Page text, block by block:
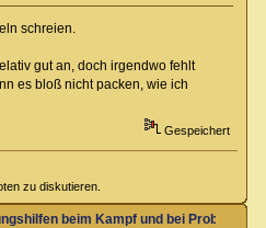
schreien.
gut an, doch irgendwo fehlt
es bloß nicht packen, wie ich
Gespeichert
zu diskutieren.
beim Kampf und bei Proben